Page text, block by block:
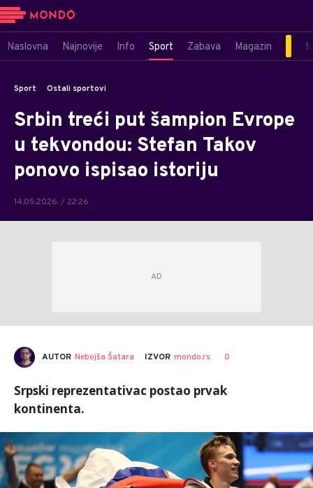
Naslovna Najnovije Info Sport Zabava Magazin
Sport Ostali sportovi
Srbin treći put šampion Evrope
u tekvondou: Stefan Takov
ponovo ispisao istoriju
14.05.2026. / 22:26
AUTOR Nebojša Šatara IZVOR mondo.rs 0
Srpski reprezentativac postao prvak
kontinenta.